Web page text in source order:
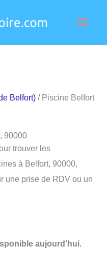
Belfort) / Piscine Belfort
90000
trouver les
à Belfort, 90000,
une prise de RDV ou un
aujourd’hui.